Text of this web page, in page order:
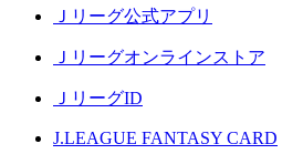
Ｊリーグ公式アプリ
Ｊリーグオンラインストア
ＪリーグID
J.LEAGUE FANTASY CARD